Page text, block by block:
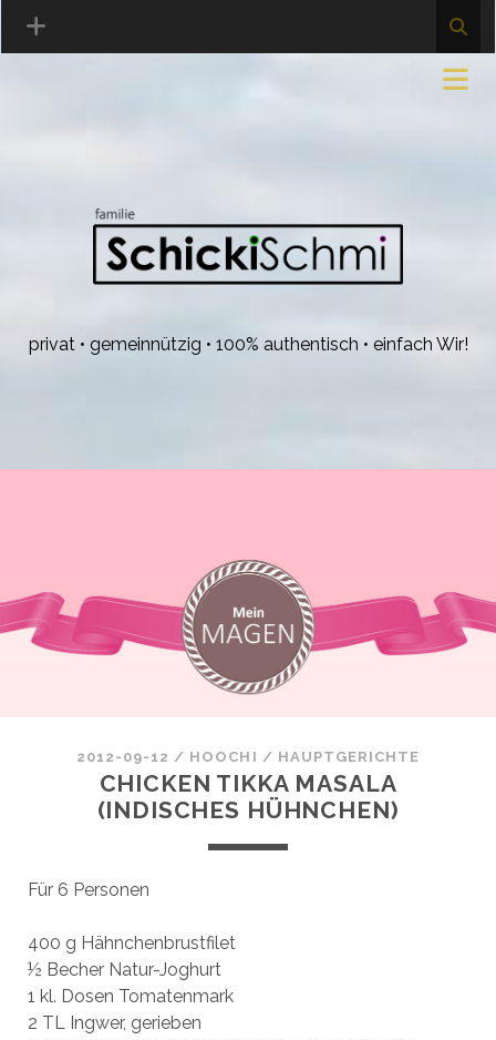
privat • gemeinnützig • 100% authentisch • einfach Wir!
2012-09-12 / HOOCHI / HAUPTGERICHTE
CHICKEN TIKKA MASALA
(INDISCHES HÜHNCHEN)
Für 6 Personen
400 g Hähnchenbrustfilet
½ Becher Natur-Joghurt
1 kl. Dosen Tomatenmark
2 TL Ingwer, gerieben